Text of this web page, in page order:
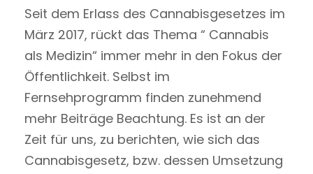
Seit dem Erlass des Cannabisgesetzes im
März 2017, rückt das Thema “ Cannabis
als Medizin“ immer mehr in den Fokus der
Öffentlichkeit. Selbst im
Fernsehprogramm finden zunehmend
mehr Beiträge Beachtung. Es ist an der
Zeit für uns, zu berichten, wie sich das
Cannabisgesetz, bzw. dessen Umsetzung